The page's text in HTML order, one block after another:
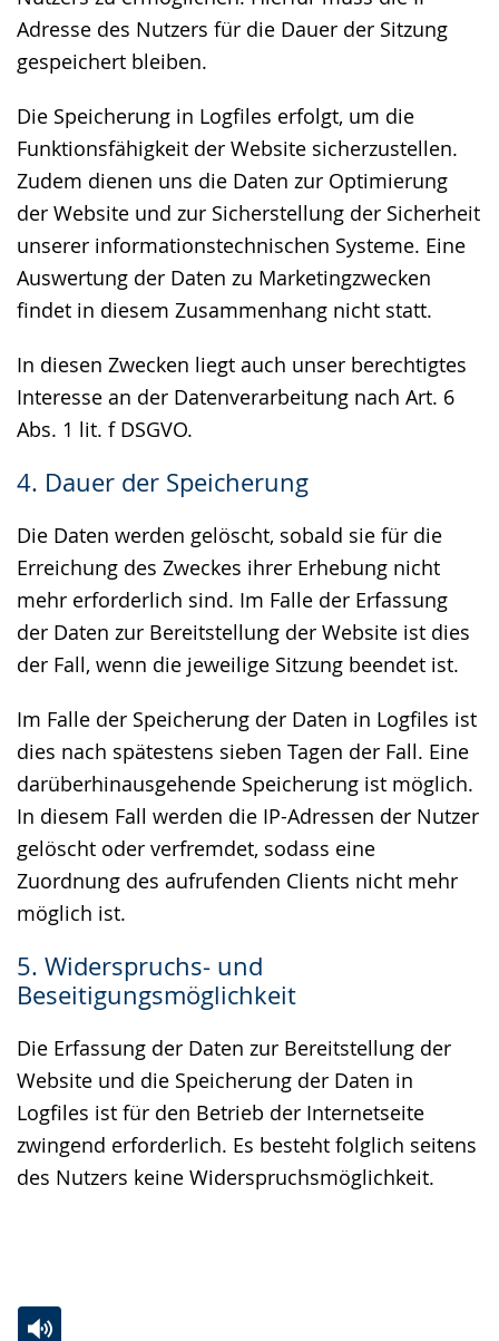
Adresse des Nutzers für die Dauer der Sitzung
gespeichert bleiben.
Die Speicherung in Logfiles erfolgt, um die
Funktionsfähigkeit der Website sicherzustellen.
Zudem dienen uns die Daten zur Optimierung
der Website und zur Sicherstellung der Sicherheit
unserer informationstechnischen Systeme. Eine
Auswertung der Daten zu Marketingzwecken
findet in diesem Zusammenhang nicht statt.
In diesen Zwecken liegt auch unser berechtigtes
Interesse an der Datenverarbeitung nach Art. 6
Abs. 1 lit. f DSGVO.
4. Dauer der Speicherung
Die Daten werden gelöscht, sobald sie für die
Erreichung des Zweckes ihrer Erhebung nicht
mehr erforderlich sind. Im Falle der Erfassung
der Daten zur Bereitstellung der Website ist dies
der Fall, wenn die jeweilige Sitzung beendet ist.
Im Falle der Speicherung der Daten in Logfiles ist
dies nach spätestens sieben Tagen der Fall. Eine
darüberhinausgehende Speicherung ist möglich.
In diesem Fall werden die IP-Adressen der Nutzer
gelöscht oder verfremdet, sodass eine
Zuordnung des aufrufenden Clients nicht mehr
möglich ist.
5. Widerspruchs- und
Beseitigungsmöglichkeit
Die Erfassung der Daten zur Bereitstellung der
Website und die Speicherung der Daten in
Logfiles ist für den Betrieb der Internetseite
zwingend erforderlich. Es besteht folglich seitens
des Nutzers keine Widerspruchsmöglichkeit.